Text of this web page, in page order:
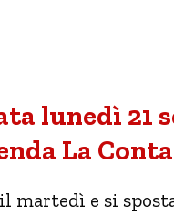
lunedì 21
La
martedì e si